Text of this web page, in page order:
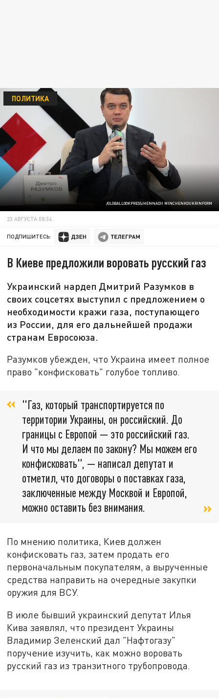
/GLOBALLOOKPRESS/HENNADII MINCHENKOUKRINFORM
ПОЛИТИКА
23 АВГУСТА 08:34
ПОДПИШИТЕСЬ:
В Киеве предложили воровать русский газ
Украинский нардеп Дмитрий Разумков в
своих соцсетях выступил с предложением о
необходимости кражи газа, поступающего
из России, для его дальнейшей продажи
странам Евросоюза.
Разумков убежден, что Украина имеет полное
право "конфисковать" голубое топливо.
"Газ, который транспортируется по
территории Украины, он российский. До
границы с Европой — это российский газ.
И что мы делаем по закону? Мы можем его
конфисковать", — написал депутат и
отметил, что договоры о поставках газа,
заключенные между Москвой и Европой,
можно оставить без внимания.
По мнению политика, Киев должен
конфисковать газ, затем продать его
первоначальным покупателям, а вырученные
средства направить на очередные закупки
оружия для ВСУ.
В июле бывший украинский депутат Илья
Кива заявлял, что президент Украины
Владимир Зеленский дал "Нафтогазу"
поручение изучить, как можно воровать
русский газ из транзитного трубопровода.